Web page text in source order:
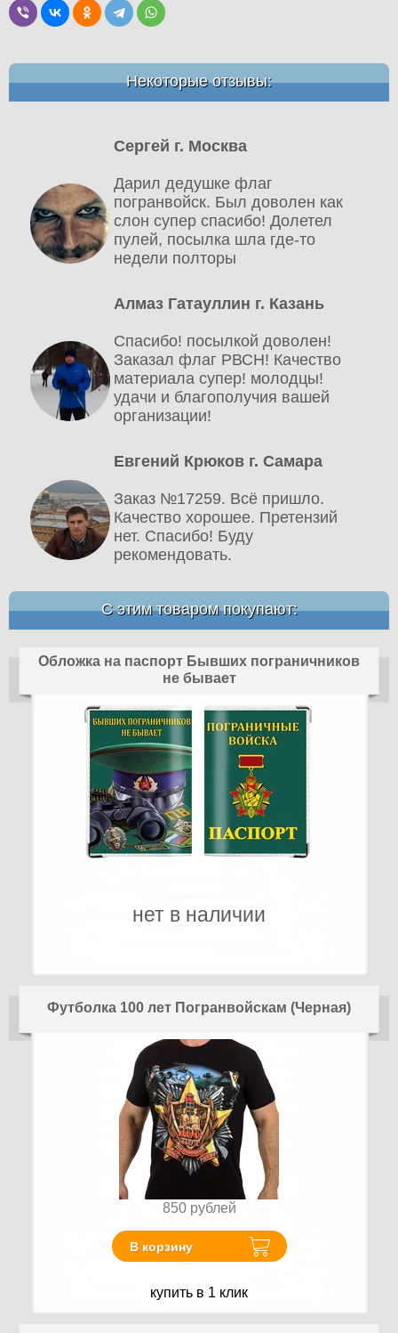
Некоторые отзывы:
Сергей г. Москва
Дарил дедушке флаг
погранвойск. Был доволен как
слон супер спасибо! Долетел
пулей, посылка шла где-то
недели полторы
Алмаз Гатауллин г. Казань
Спасибо! посылкой доволен!
Заказал флаг РВСН! Качество
материала супер! молодцы!
удачи и благополучия вашей
организации!
Евгений Крюков г. Самара
Заказ №17259. Всё пришло.
Качество хорошее. Претензий
нет. Спасибо! Буду
рекомендовать.
С этим товаром покупают:
Обложка на паспорт Бывших пограничников
не бывает
нет в наличии
Футболка 100 лет Погранвойскам (Черная)
850 рублей
В корзину
купить в 1 клик